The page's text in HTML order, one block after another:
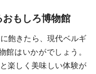
もしろ博物館
飽きたら、現代ベルギ
館はいかがでしょう。
楽しく美味しい体験が